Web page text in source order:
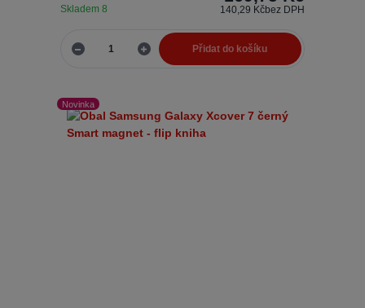
140,29 Kčbez DPH
Skladem 8
Přidat do košíku
Novinka